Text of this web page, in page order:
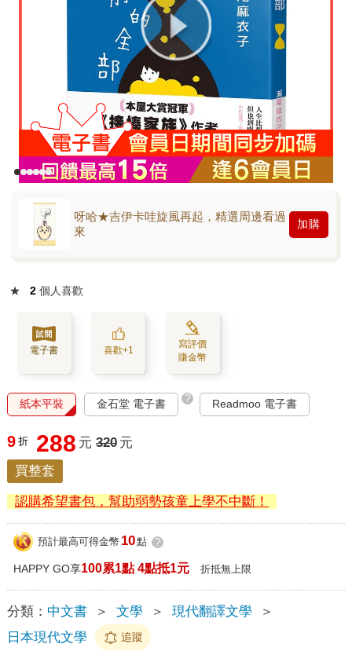
呀哈★吉伊卡哇旋風再起，精選周邊看過
來
加購
★ 2 個人喜歡
電子書 喜歡+1
寫評價
賺金幣
紙本平裝 金石堂 電子書 ? Readmoo 電子書
9 折 288 元 320 元
買整套
認購希望書包，幫助弱勢孩童上學不中斷！
預計最高可得金幣 10點 ?
HAPPY GO享100累1點 4點抵1元 折抵無上限
分類： 中文書 ＞ 文學 ＞ 現代翻譯文學
＞
日本現代文學
追蹤